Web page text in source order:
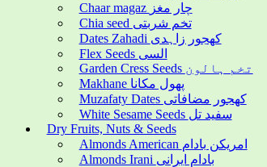
Chaar magaz چار مغز
Chia seed تخم شربتی
Dates Zahadi کھجور زاہدی
Flex Seeds السی
Garden Cress Seeds تخم ہالون
Makhane پھول مکانا
Muzafaty Dates کھجور مضافاتی
White Sesame Seeds سفید تل
Dry Fruits, Nuts & Seeds
Almonds American امریکن بادام
Almonds Irani بادام ایرانی